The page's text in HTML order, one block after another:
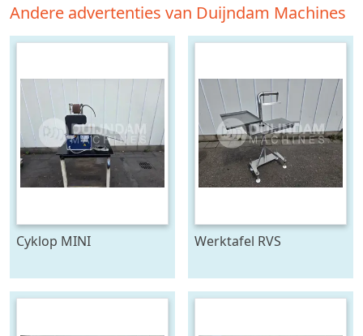
Andere advertenties van Duijndam Machines
Cyklop MINI
Werktafel RVS